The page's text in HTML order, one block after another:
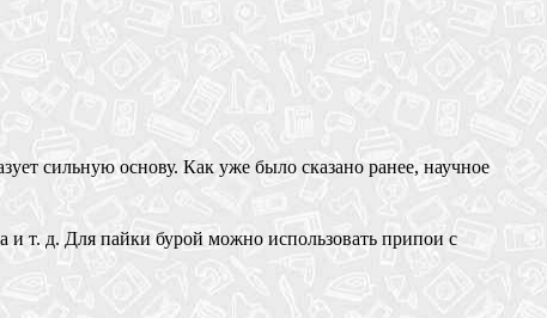
сильную основу. Как уже было сказано ранее, научное
и т. д. Для пайки бурой можно использовать припои с